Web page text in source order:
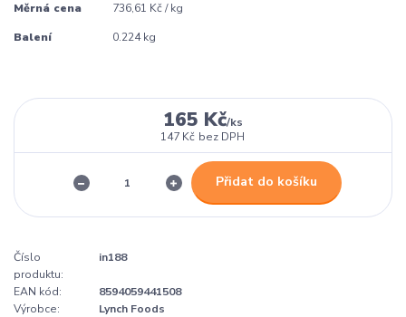
Měrná cena 736,61 Kč / kg
Balení 0.224 kg
165 Kč/ks
147 Kč bez DPH
Přidat do košíku
Číslo
produktu:
in188
EAN kód:
8594059441508
Výrobce:
Lynch Foods